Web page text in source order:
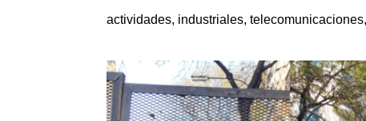
actividades, industriales,